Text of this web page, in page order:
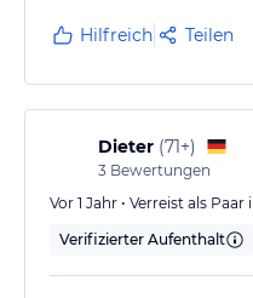
Hilfreich Teilen
Dieter (71+)
3 Bewertungen
Vor 1 Jahr • Verreist als
Verifizierter Aufenthalt